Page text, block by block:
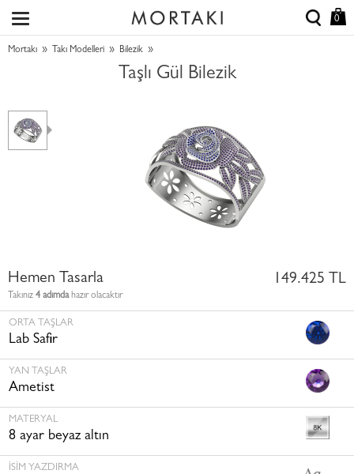
0
Mortakı » Takı Modelleri » Bilezik »
Taşlı Gül Bilezik
Hemen Tasarla
Takınız 4 adımdahazır olacaktır
149.425 TL
ORTA TAŞLAR
Lab Safir
YAN TAŞLAR
Ametist
MATERYAL
8 ayar beyaz altın
İSİM YAZDIRMA